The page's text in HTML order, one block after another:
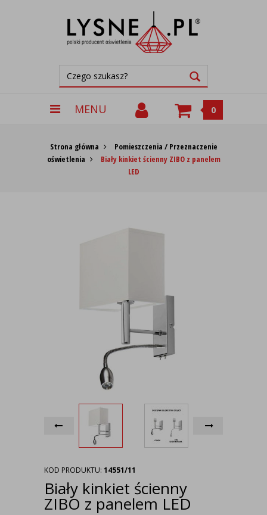
MENU 0
Strona główna
Pomieszczenia / Przeznaczenie
oświetlenia
Biały kinkiet ścienny ZIBO z panelem
LED
KOD PRODUKTU: 14551/11
Biały kinkiet ścienny
ZIBO z panelem LED